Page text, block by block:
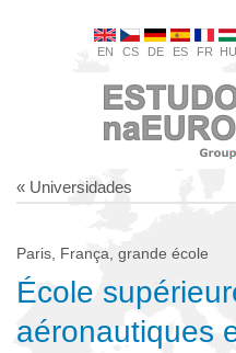
EN CS DE ES FR HU
« Universidades
Paris, França, grande école
École
aéronautiques